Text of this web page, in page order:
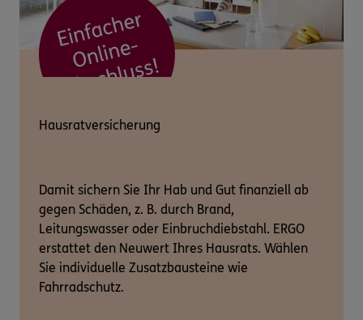
Hausratversicherung
Damit sichern Sie Ihr Hab und Gut finanziell ab
gegen Schäden, z. B. durch Brand,
Leitungswasser oder Einbruchdiebstahl. ERGO
erstattet den Neuwert Ihres Hausrats. Wählen
Sie individuelle Zusatzbausteine wie
Fahrradschutz.